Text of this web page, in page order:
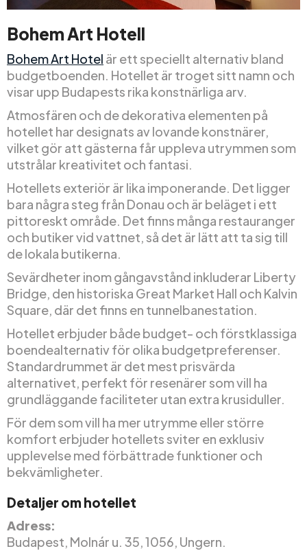
Bohem Art Hotell
Bohem Art Hotel är ett speciellt alternativ bland
budgetboenden. Hotellet är troget sitt namn och
visar upp Budapests rika konstnärliga arv.
Atmosfären och de dekorativa elementen på
hotellet har designats av lovande konstnärer,
vilket gör att gästerna får uppleva utrymmen som
utstrålar kreativitet och fantasi.
Hotellets exteriör är lika imponerande. Det ligger
bara några steg från Donau och är beläget i ett
pittoreskt område. Det finns många restauranger
och butiker vid vattnet, så det är lätt att ta sig till
de lokala butikerna.
Sevärdheter inom gångavstånd inkluderar Liberty
Bridge, den historiska Great Market Hall och Kalvin
Square, där det finns en tunnelbanestation.
Hotellet erbjuder både budget- och förstklassiga
boendealternativ för olika budgetpreferenser.
Standardrummet är det mest prisvärda
alternativet, perfekt för resenärer som vill ha
grundläggande faciliteter utan extra krusiduller.
För dem som vill ha mer utrymme eller större
komfort erbjuder hotellets sviter en exklusiv
upplevelse med förbättrade funktioner och
bekvämligheter.
Detaljer om hotellet
Adress:
Budapest, Molnár u. 35, 1056, Ungern.